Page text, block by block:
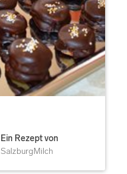
Ein Rezept von
SalzburgMilch